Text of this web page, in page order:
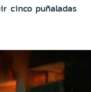
cinco puñaladas